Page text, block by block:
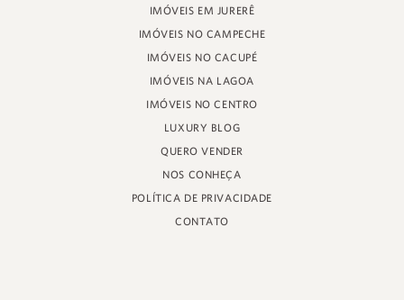
IMÓVEIS EM JURERÊ
IMÓVEIS NO CAMPECHE
IMÓVEIS NO CACUPÉ
IMÓVEIS NA LAGOA
IMÓVEIS NO CENTRO
LUXURY BLOG
QUERO VENDER
NOS CONHEÇA
POLÍTICA DE PRIVACIDADE
CONTATO